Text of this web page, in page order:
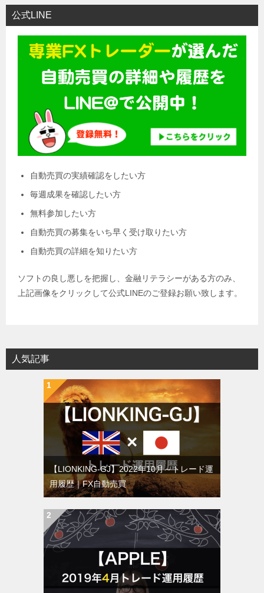
公式LINE
自動売買の実績確認をしたい方
毎週成果を確認したい方
無料参加したい方
自動売買の募集をいち早く受け取りたい方
自動売買の詳細を知りたい方
ソフトの良し悪しを把握し、金融リテラシーがある方のみ、
上記画像をクリックして公式LINEのご登録お願い致します。
人気記事
【LIONKING-GJ】2022年10月～トレード運
用履歴｜FX自動売買